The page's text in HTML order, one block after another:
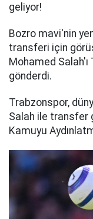
geliyor!
Bozro mavi'nin
transferi için
Mohamed
gönderdi.
Trabzonspor,
Salah ile transfer
Kamuyu